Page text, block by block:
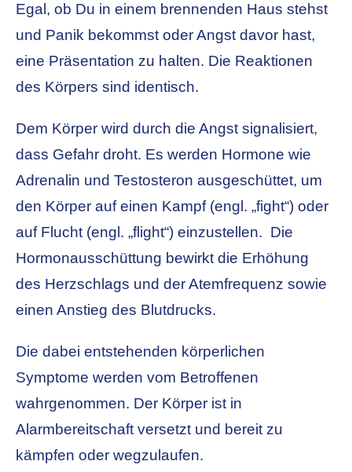
Egal, ob Du in einem brennenden Haus stehst
und Panik bekommst oder Angst davor hast,
eine Präsentation zu halten. Die Reaktionen
des Körpers sind identisch.
Dem Körper wird durch die Angst signalisiert,
dass Gefahr droht. Es werden Hormone wie
Adrenalin und Testosteron ausgeschüttet, um
den Körper auf einen Kampf (engl. „fight“) oder
auf Flucht (engl. „flight“) einzustellen. Die
Hormonausschüttung bewirkt die Erhöhung
des Herzschlags und der Atemfrequenz sowie
einen Anstieg des Blutdrucks.
Die dabei entstehenden körperlichen
Symptome werden vom Betroffenen
wahrgenommen. Der Körper ist in
Alarmbereitschaft versetzt und bereit zu
kämpfen oder wegzulaufen.